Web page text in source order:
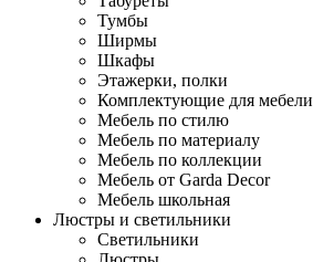
Тумбы
Ширмы
Шкафы
Этажерки, полки
Комплектующие для мебели
Мебель по стилю
Мебель по материалу
Мебель по коллекции
Мебель от Garda Decor
Мебель школьная
Люстры и светильники
Светильники